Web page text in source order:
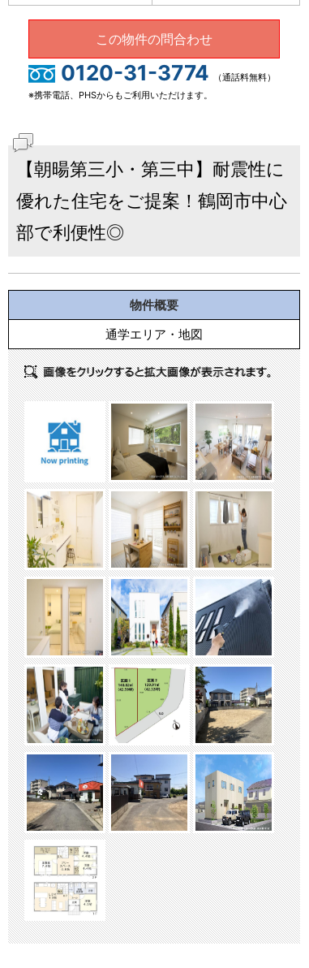
この物件の問合わせ
0120-31-3774
（通話料無料）
※携帯電話、PHSからもご利用いただけます。
【朝暘第三小・第三中】耐震性に
優れた住宅をご提案！鶴岡市中心
部で利便性◎
物件概要
通学エリア・地図